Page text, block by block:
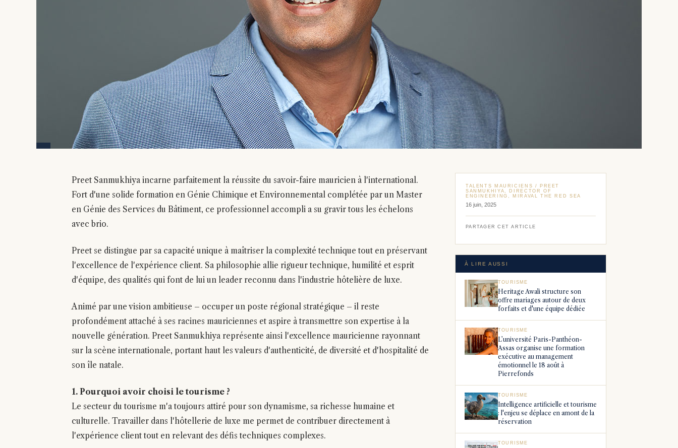
Preet Sanmukhiya incarne parfaitement la réussite du savoir-faire mauricien à l'international.
Fort d'une solide formation en Génie Chimique et Environnemental complétée par un Master
en Génie des Services du Bâtiment, ce professionnel accompli a su gravir tous les échelons
avec brio.
Preet se distingue par sa capacité unique à maîtriser la complexité technique tout en préservant
l'excellence de l'expérience client. Sa philosophie allie rigueur technique, humilité et esprit
d'équipe, des qualités qui font de lui un leader reconnu dans l'industrie hôtelière de luxe.
Animé par une vision ambitieuse – occuper un poste régional stratégique – il reste
profondément attaché à ses racines mauriciennes et aspire à transmettre son expertise à la
nouvelle génération. Preet Sanmukhiya représente ainsi l'excellence mauricienne rayonnant
sur la scène internationale, portant haut les valeurs d'authenticité, de diversité et d'hospitalité de
son île natale.
1. Pourquoi avoir choisi le tourisme ?
Le secteur du tourisme m'a toujours attiré pour son dynamisme, sa richesse humaine et
culturelle. Travailler dans l'hôtellerie de luxe me permet de contribuer directement à
l'expérience client tout en relevant des défis techniques complexes.
TALENTS MAURICIENS / PREET
SANMUKHIYA, DIRECTOR OF
ENGINEERING, MIRAVAL THE RED SEA
16 juin, 2025
PARTAGER CET ARTICLE
À LIRE AUSSI
TOURISME
Heritage Awali structure son
offre mariages autour de deux
forfaits et d'une équipe dédiée
TOURISME
L’université Paris-Panthéon-
Assas organise une formation
exécutive au management
émotionnel le 18 août à
Pierrefonds
TOURISME
Intelligence artificielle et tourisme
: l'enjeu se déplace en amont de la
réservation
TOURISME